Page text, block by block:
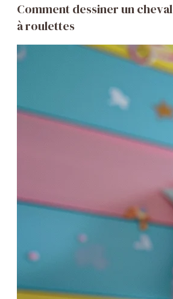
Comment dessiner un cheval
à roulettes